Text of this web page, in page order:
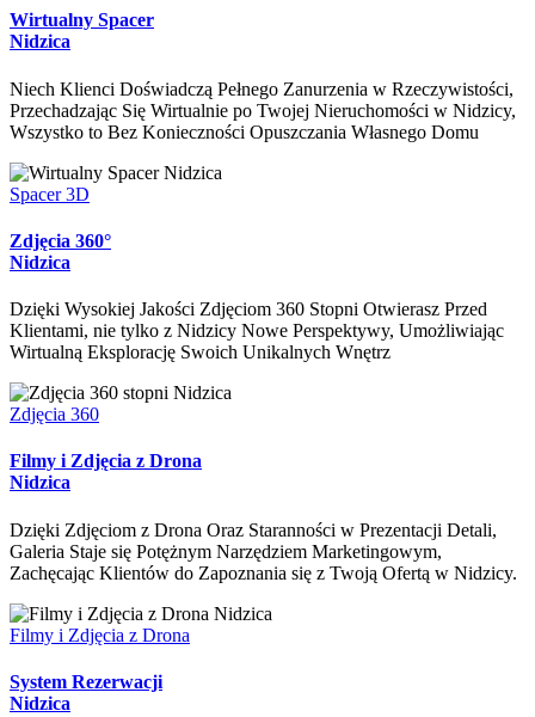
Wirtualny Spacer
Nidzica
Niech Klienci Doświadczą Pełnego Zanurzenia w Rzeczywistości,
Przechadzając Się Wirtualnie po Twojej Nieruchomości w Nidzicy,
Wszystko to Bez Konieczności Opuszczania Własnego Domu
Spacer 3D
Zdjęcia 360°
Nidzica
Dzięki Wysokiej Jakości Zdjęciom 360 Stopni Otwierasz Przed
Klientami, nie tylko z Nidzicy Nowe Perspektywy, Umożliwiając
Wirtualną Eksplorację Swoich Unikalnych Wnętrz
Zdjęcia 360
Filmy i Zdjęcia z Drona
Nidzica
Dzięki Zdjęciom z Drona Oraz Staranności w Prezentacji Detali,
Galeria Staje się Potężnym Narzędziem Marketingowym,
Zachęcając Klientów do Zapoznania się z Twoją Ofertą w Nidzicy.
Filmy i Zdjęcia z Drona
System Rezerwacji
Nidzica